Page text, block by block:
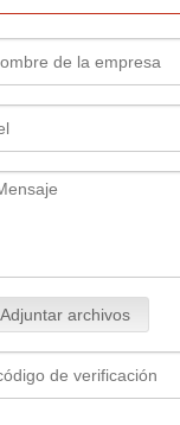
Adjuntar archivos